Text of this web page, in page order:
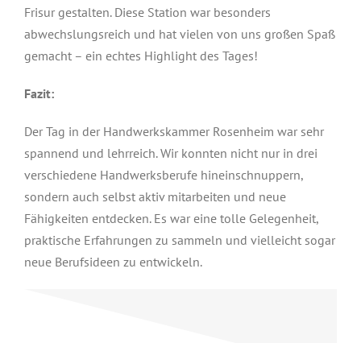
Frisur gestalten. Diese Station war besonders
abwechslungsreich und hat vielen von uns großen Spaß
gemacht – ein echtes Highlight des Tages!
Fazit:
Der Tag in der Handwerkskammer Rosenheim war sehr
spannend und lehrreich. Wir konnten nicht nur in drei
verschiedene Handwerksberufe hineinschnuppern,
sondern auch selbst aktiv mitarbeiten und neue
Fähigkeiten entdecken. Es war eine tolle Gelegenheit,
praktische Erfahrungen zu sammeln und vielleicht sogar
neue Berufsideen zu entwickeln.